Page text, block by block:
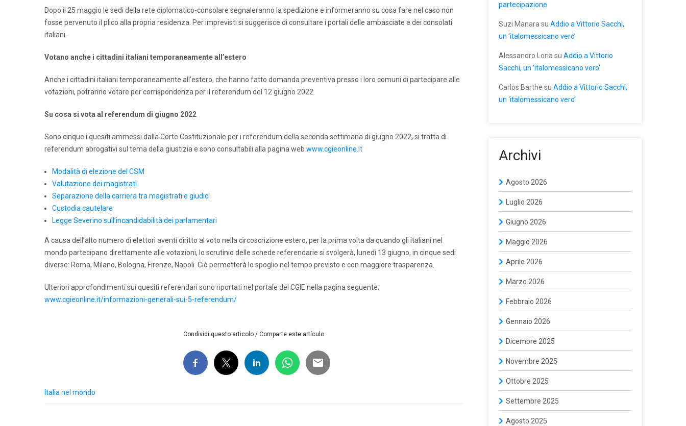
Dopo il 25 maggio le sedi della rete diplomatico-consolare segnaleranno la spedizione e informeranno su cosa fare nel caso non
fosse pervenuto il plico alla propria residenza. Per imprevisti si suggerisce di consultare i portali delle ambasciate e dei consolati
italiani.
Votano anche i cittadini italiani temporaneamente all’estero
Anche i cittadini italiani temporaneamente all’estero, che hanno fatto domanda preventiva presso i loro comuni di partecipare alle
votazioni, potranno votare per corrispondenza per il referendum del 12 giugno 2022.
Su cosa si vota al referendum di giugno 2022
Sono cinque i quesiti ammessi dalla Corte Costituzionale per i referendum della seconda settimana di giugno 2022, si tratta di
referendum abrogativi sul tema della giustizia e sono consultabili alla pagina web www.cgieonline.it
Modalità di elezione del CSM
Valutazione dei magistrati
Separazione della carriera tra magistrati e giudici
Custodia cautelare
Legge Severino sull’incandidabilità dei parlamentari
A causa dell’alto numero di elettori aventi diritto al voto nella circoscrizione estero, per la prima volta da quando gli italiani nel
mondo partecipano direttamente alle votazioni, lo scrutinio delle schede referendarie si svolgerà, lunedì 13 giugno, in cinque sedi
diverse: Roma, Milano, Bologna, Firenze, Napoli. Ciò permetterà lo spoglio nel tempo previsto e con maggiore trasparenza.
Ulteriori approfondimenti sui quesiti referendari sono riportati nel portale del CGIE nella pagina seguente:
www.cgieonline.it/informazioni-generali-sui-5-referendum/
Condividi questo articolo / Comparte este artículo
Italia nel mondo
partecipazione
Suzi Manara su Addio a Vittorio Sacchi,
un ‘italomessicano vero’
Alessandro Loria su Addio a Vittorio
Sacchi, un ‘italomessicano vero’
Carlos Barthe su Addio a Vittorio Sacchi,
un ‘italomessicano vero’
Archivi
Agosto 2026
Luglio 2026
Giugno 2026
Maggio 2026
Aprile 2026
Marzo 2026
Febbraio 2026
Gennaio 2026
Dicembre 2025
Novembre 2025
Ottobre 2025
Settembre 2025
Agosto 2025